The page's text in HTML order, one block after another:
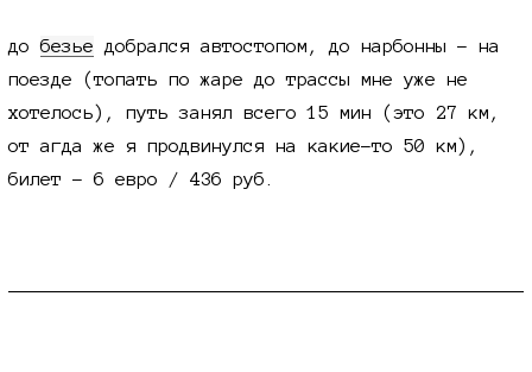
добезье добрался автостопом, до нарбонны - на
поезде (топать по жаре до трассы мне уже не
хотелось), путь занял всего 15 мин (это 27 км,
от агда же я продвинулся на какие-то 50 км),
билет - 6 евро / 436 руб.